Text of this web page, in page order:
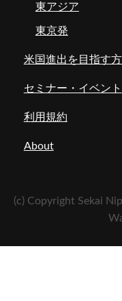
東アジア
東京発
米国進出を目指す
セミナー・イベント
利用規約
About
(c) Copyright Sekai